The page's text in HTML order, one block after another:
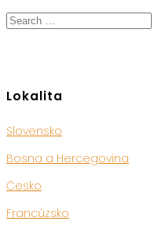
Search
Lokalita
Slovensko
Bosna a Hercegovina
Česko
Francúzsko